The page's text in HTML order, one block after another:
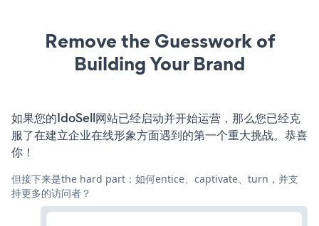
Remove the Guesswork of
Building Your Brand
如果您的IdoSell网站已经启动并开始运营，那么您已经克
服了在建立企业在线形象方面遇到的第一个重大挑战。恭喜
你！
但接下来是the hard part：如何entice、captivate、turn，并支
持更多的访问者？